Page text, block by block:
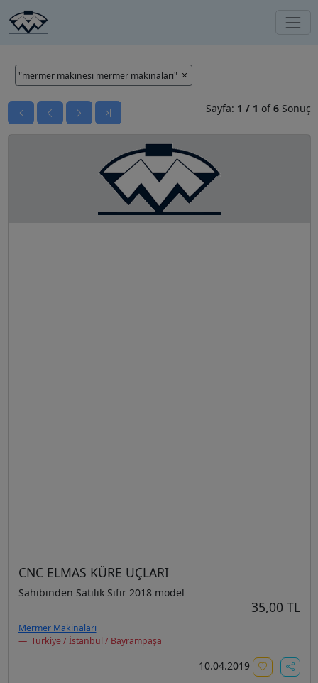
"mermer makinesi mermer makinaları"
Sayfa: 1 / 1 of6Sonuç
CNC ELMAS KÜRE UÇLARI
Sahibinden Satılık Sıfır 2018 model
35,00 TL
Mermer Makinaları
Türkiye / İstanbul / Bayrampaşa
10.04.2019